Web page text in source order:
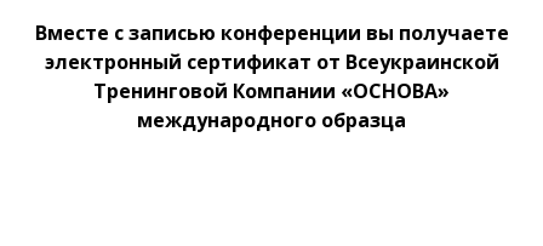
Вместе с записью конференции вы получаете
электронный сертификат от Всеукраинской
Тренинговой Компании «ОСНОВА»
международного образца